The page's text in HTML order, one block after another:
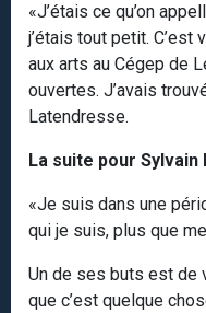
«J’étais ce qu’on
j’étais tout petit. C’est
aux arts au Cégep de
ouvertes. J’avais
Latendresse.
La suite pour
«Je suis dans une
qui je suis, plus que
Un de ses buts est de
que c’est quelque